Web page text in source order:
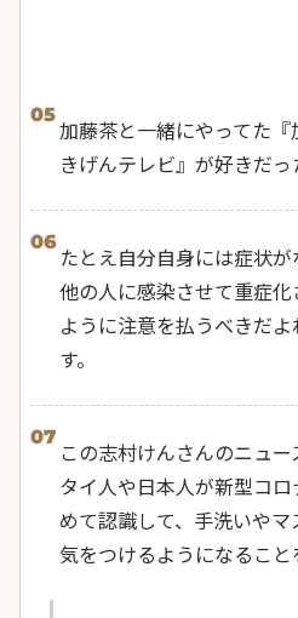
05
加藤茶と一緒にやってた
きげんテレビ』が好きだ
06
たとえ自分自身には症状
他の人に感染させて重症
ように注意を払うべきだ
す。
07
この志村けんさんのニュ
タイ人や日本人が新型コ
めて認識して、手洗いや
気をつけるようになること